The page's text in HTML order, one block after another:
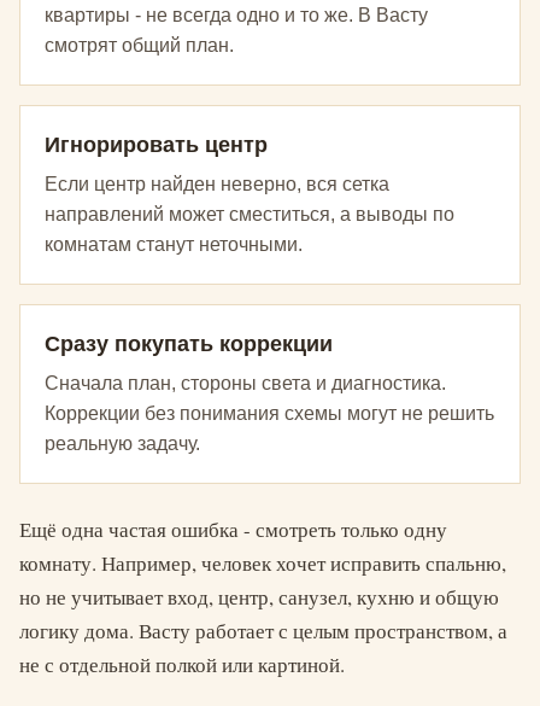
квартиры - не всегда одно и то же. В Васту
смотрят общий план.
Игнорировать центр
Если центр найден неверно, вся сетка
направлений может сместиться, а выводы по
комнатам станут неточными.
Сразу покупать коррекции
Сначала план, стороны света и диагностика.
Коррекции без понимания схемы могут не решить
реальную задачу.
Ещё одна частая ошибка - смотреть только одну
комнату. Например, человек хочет исправить спальню,
но не учитывает вход, центр, санузел, кухню и общую
логику дома. Васту работает с целым пространством, а
не с отдельной полкой или картиной.